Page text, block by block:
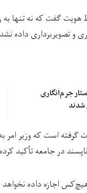
گفت که نه تنها
و تصویربرداری داده
۱۴ کشور خواستار جرم‌انگاری
شدند
گرفته است که وزیر
در جامعه تأکید
اجازه داده